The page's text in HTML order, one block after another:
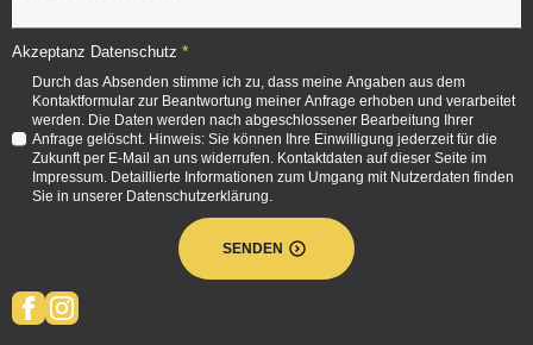
Akzeptanz Datenschutz *
Durch das Absenden stimme ich zu, dass meine Angaben aus dem
Kontaktformular zur Beantwortung meiner Anfrage erhoben und verarbeitet
werden. Die Daten werden nach abgeschlossener Bearbeitung Ihrer
Anfrage gelöscht. Hinweis: Sie können Ihre Einwilligung jederzeit für die
Zukunft per E-Mail an uns widerrufen. Kontaktdaten auf dieser Seite im
Impressum. Detaillierte Informationen zum Umgang mit Nutzerdaten finden
Sie in unserer Datenschutzerklärung.
SENDEN